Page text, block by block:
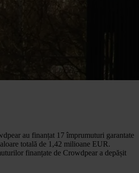
au finanțat 17 împrumuturi garantate
totală de 1,42 milioane EUR.
finanțate de Crowdpear a depășit